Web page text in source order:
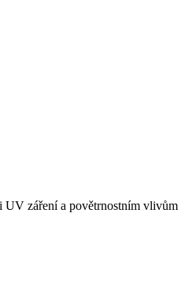
záření a povětrnostním vlivům